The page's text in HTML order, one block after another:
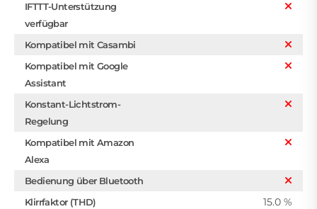
IFTTT-Unterstützung
verfügbar
Kompatibel mit Casambi
Kompatibel mit Google
Assistant
Konstant-Lichtstrom-
Regelung
Kompatibel mit Amazon
Alexa
Bedienung über Bluetooth
Klirrfaktor (THD)
15.0 %